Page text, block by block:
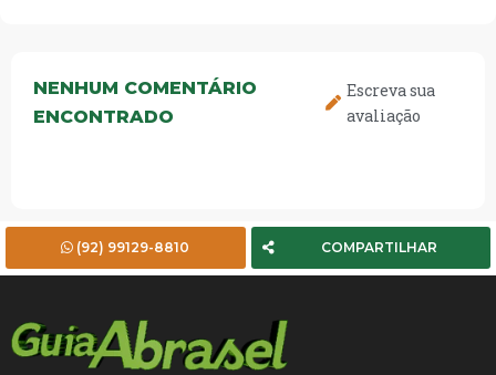
NENHUM COMENTÁRIO
ENCONTRADO
Escreva sua
avaliação
(92) 99129-8810 COMPARTILHAR